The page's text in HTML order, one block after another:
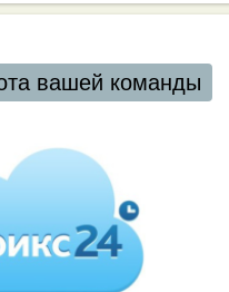
вашей команды